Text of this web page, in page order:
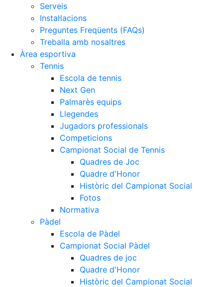
Serveis
Instal·lacions
Preguntes Freqüents (FAQs)
Treballa amb nosaltres
Àrea esportiva
Tennis
Escola de tennis
Next Gen
Palmarès equips
Llegendes
Jugadors professionals
Competicions
Campionat Social de Tennis
Quadres de Joc
Quadre d'Honor
Històric del Campionat Social
Fotos
Normativa
Pàdel
Escola de Pàdel
Campionat Social Pàdel
Quadres de joc
Quadre d'Honor
Històric del Campionat Social